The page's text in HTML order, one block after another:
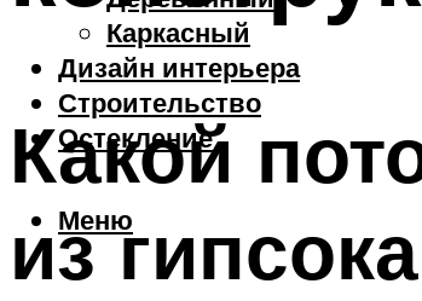
Каркасный
Дизайн интерьера
Строительство
Остекление
Меню
Какой
из